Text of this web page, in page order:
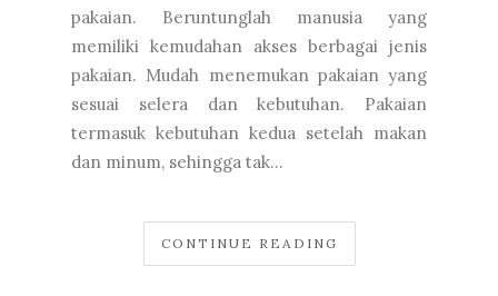
pakaian. Beruntunglah manusia yang
memiliki kemudahan akses berbagai jenis
pakaian. Mudah menemukan pakaian yang
sesuai selera dan kebutuhan. Pakaian
termasuk kebutuhan kedua setelah makan
dan minum, sehingga tak...
CONTINUE READING